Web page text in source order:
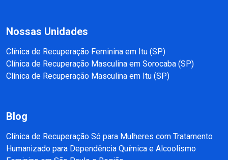
Nossas Unidades
Clínica de Recuperação Feminina em Itu (SP)
Clínica de Recuperação Masculina em Sorocaba (SP)
Clínica de Recuperação Masculina em Itu (SP)
Blog
Clínica de Recuperação Só para Mulheres com Tratamento
Humanizado para Dependência Química e Alcoolismo